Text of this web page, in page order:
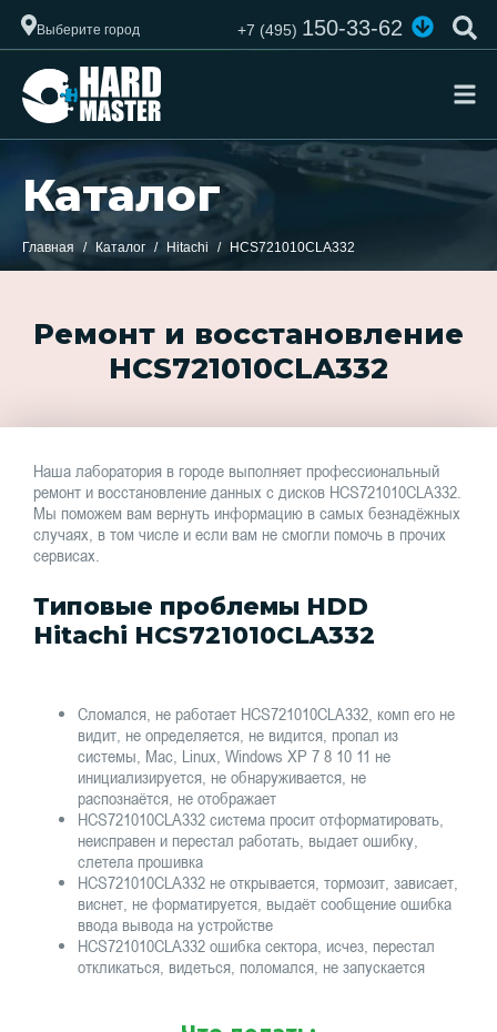
Выберите город +7 (495)150-33-62
Каталог
Главная Каталог Hitachi HCS721010CLA332
Ремонт и восстановление
HCS721010CLA332
Наша лаборатория в городе выполняет профессиональный
ремонт и восстановление данных с дисков HCS721010CLA332.
Мы поможем вам вернуть информацию в самых безнадёжных
случаях, в том числе и если вам не смогли помочь в прочих
сервисах.
Типовые проблемы HDD
Hitachi HCS721010CLA332
Сломался, не работает HCS721010CLA332, комп его не
видит, не определяется, не видится, пропал из
системы, Mac, Linux, Windows XP 7 8 10 11 не
инициализируется, не обнаруживается, не
распознаётся, не отображает
HCS721010CLA332 система просит отформатировать,
неисправен и перестал работать, выдает ошибку,
слетела прошивка
HCS721010CLA332 не открывается, тормозит, зависает,
виснет, не форматируется, выдаёт сообщение ошибка
ввода вывода на устройстве
HCS721010CLA332 ошибка сектора, исчез, перестал
откликаться, видеться, поломался, не запускается